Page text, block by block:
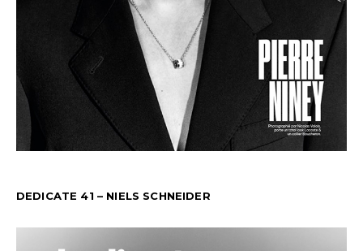
DEDICATE 41 – NIELS SCHNEIDER